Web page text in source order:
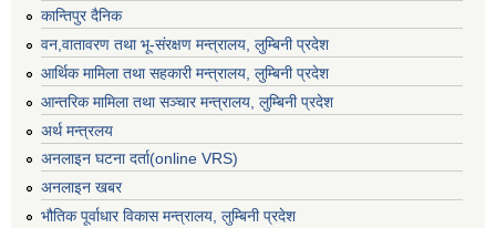
कान्तिपुर दैनिक
वन,वातावरण तथा भू-संरक्षण मन्त्रालय, लुम्बिनी प्रदेश
आर्थिक मामिला तथा सहकारी मन्त्रालय, लुम्बिनी प्रदेश
आन्तरिक मामिला तथा सञ्चार मन्त्रालय, लुम्बिनी प्रदेश
अर्थ मन्त्रलय
अनलाइन घटना दर्ता(online VRS)
अनलाइन खबर
भौतिक पूर्वाधार विकास मन्त्रालय, लुम्बिनी प्रदेश